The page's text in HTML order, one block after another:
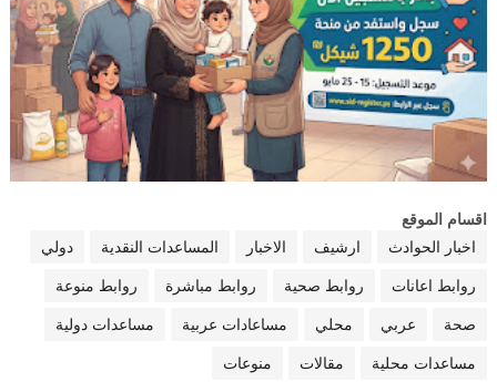
اقسام الموقع
اخبار الحوادث
ارشيف الاخبار المساعدات النقدية دولي
روابط اعانات روابط صحية روابط مباشرة روابط منوعة
صحة عربي محلي مساعادات عربية مساعدات دولية
مساعدات محلية مقالات منوعات